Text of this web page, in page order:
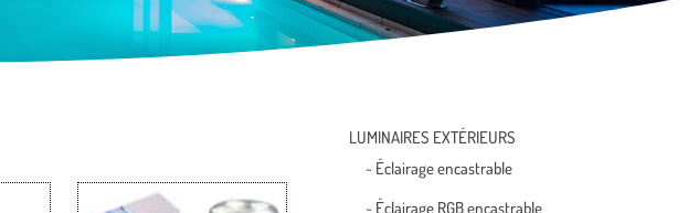
LUMINAIRES EXTÉRIEURS
~ Éclairage encastrable
~ Éclairage RGB encastrable